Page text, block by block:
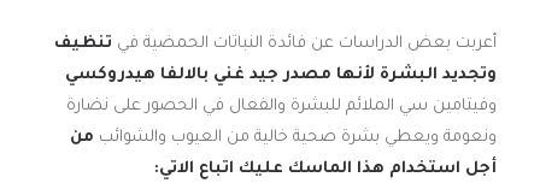
أعربت بعض الدراسات عن فائدة النباتات الحمضية في تنظيف
وتجديد البشرة لأنها مصدر جيد غني بالالفا هيدروكسي
وفيتامين سي الملائم للبشرة والفعال في الحصور على نضارة
ونعومة ويعطي بشرة صحية خالية من العيوب والشوائب من
أجل استخدام هذا الماسك عليك اتباع الاتي: